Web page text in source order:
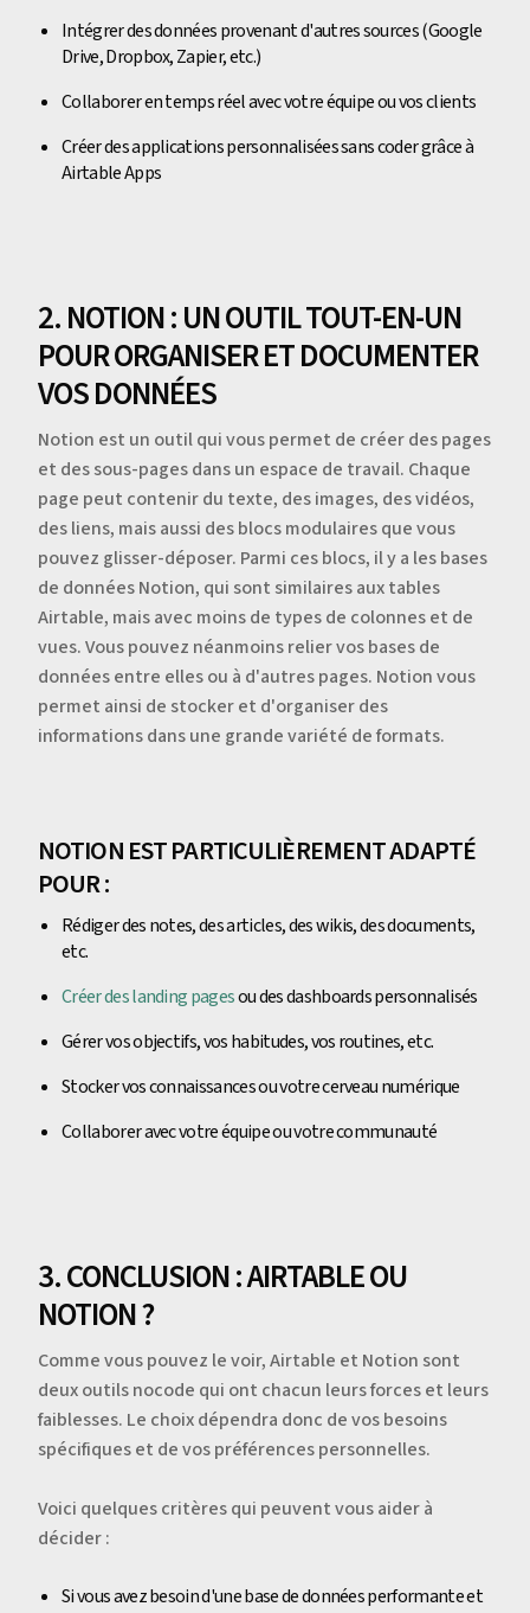
Intégrer des données provenant d'autres sources (Google
Drive, Dropbox, Zapier, etc.)
Collaborer en temps réel avec votre équipe ou vos clients
Créer des applications personnalisées sans coder grâce à
Airtable Apps
2. NOTION : UN OUTIL TOUT-EN-UN
POUR ORGANISER ET DOCUMENTER
VOS DONNÉES
Notion est un outil qui vous permet de créer des pages
et des sous-pages dans un espace de travail. Chaque
page peut contenir du texte, des images, des vidéos,
des liens, mais aussi des blocs modulaires que vous
pouvez glisser-déposer. Parmi ces blocs, il y a les bases
de données Notion, qui sont similaires aux tables
Airtable, mais avec moins de types de colonnes et de
vues. Vous pouvez néanmoins relier vos bases de
données entre elles ou à d'autres pages. Notion vous
permet ainsi de stocker et d'organiser des
informations dans une grande variété de formats.
NOTION EST PARTICULIÈREMENT ADAPTÉ
POUR :
Rédiger des notes, des articles, des wikis, des documents,
etc.
Créer des landing pagesou des dashboards personnalisés
Gérer vos objectifs, vos habitudes, vos routines, etc.
Stocker vos connaissances ou votre cerveau numérique
Collaborer avec votre équipe ou votre communauté
3. CONCLUSION : AIRTABLE OU
NOTION ?
Comme vous pouvez le voir, Airtable et Notion sont
deux outils nocode qui ont chacun leurs forces et leurs
faiblesses. Le choix dépendra donc de vos besoins
spécifiques et de vos préférences personnelles.
Voici quelques critères qui peuvent vous aider à
décider :
Si vous avez besoin d'une base de données performante et